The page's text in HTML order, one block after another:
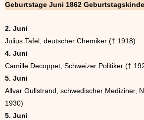
Geburtstage Juni 1862
2. Juni
Julius Tafel, deutscher Chemiker († 1918)
4. Juni
Camille Decoppet, Schweizer Politiker (†
5. Juni
Allvar Gullstrand, schwedischer Mediziner,
1930)
5. Juni